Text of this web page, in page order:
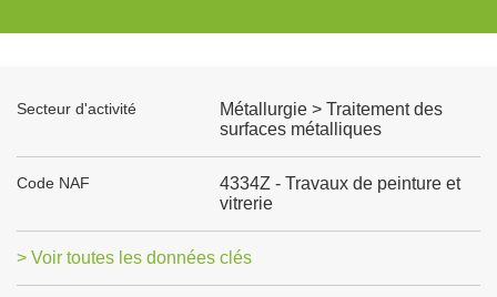
Secteur d'activité
Métallurgie > Traitement des
surfaces métalliques
Code NAF
4334Z - Travaux de peinture et
vitrerie
> Voir toutes les données clés